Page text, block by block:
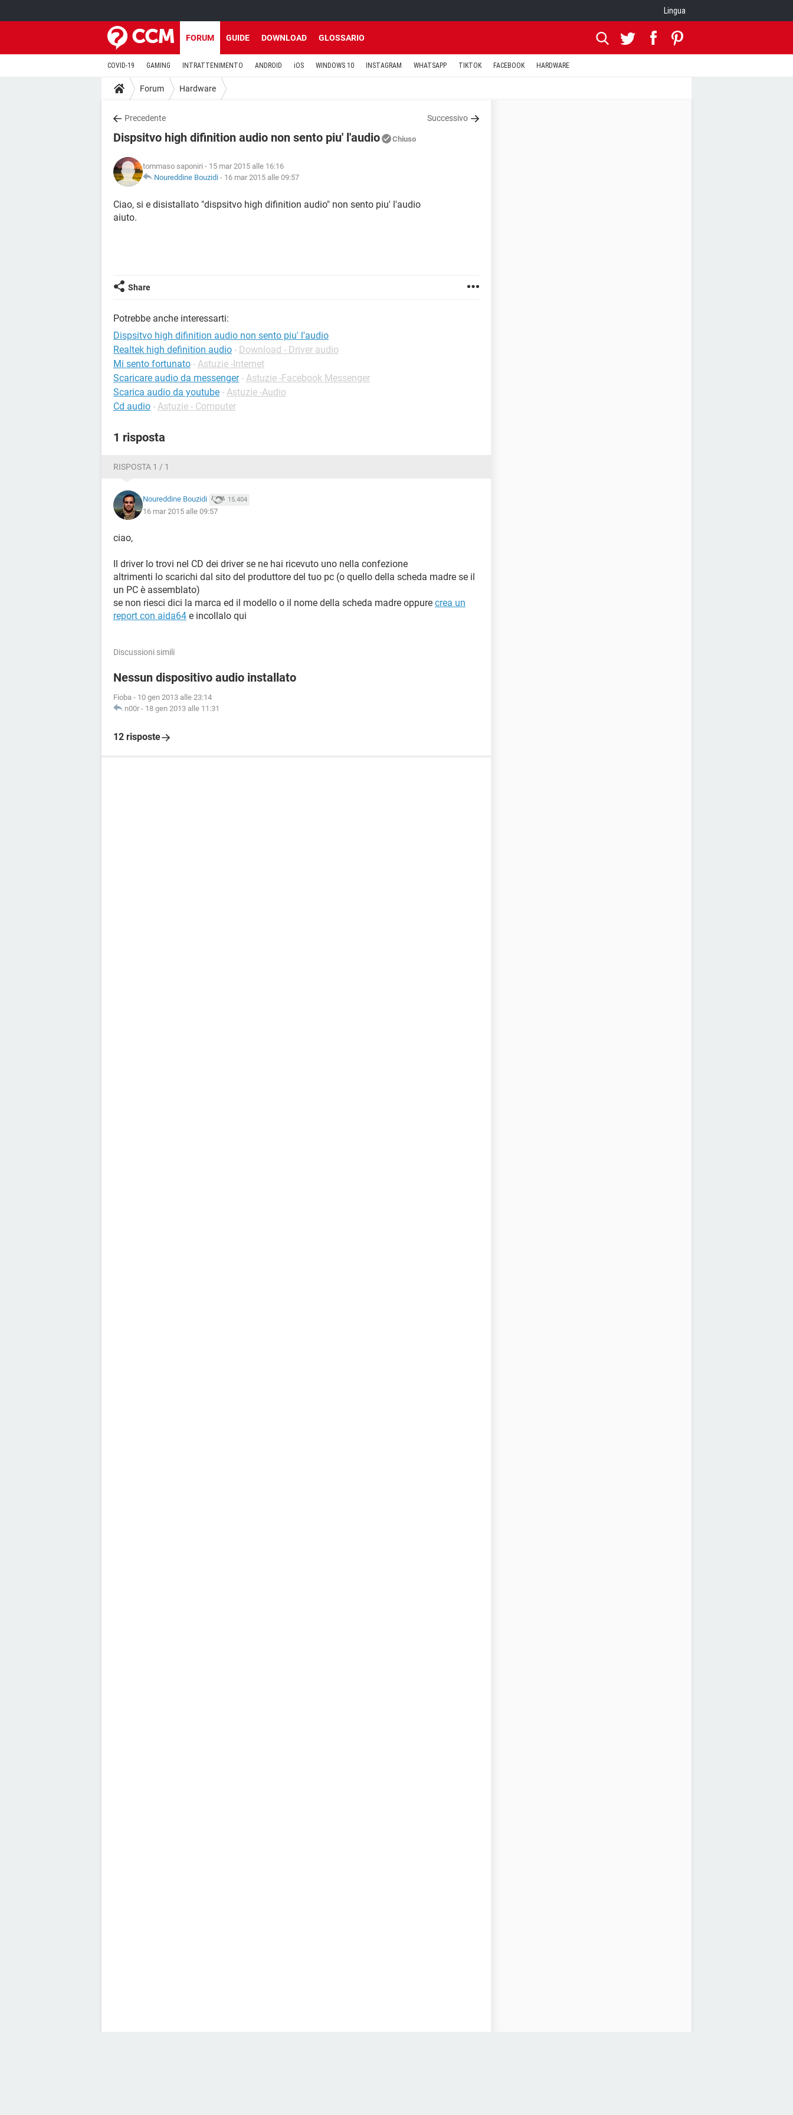
Lingua
FORUM GUIDE DOWNLOAD GLOSSARIO
COVID-19 GAMING INTRATTENIMENTO ANDROID iOS WINDOWS 10 INSTAGRAM WHATSAPP TIKTOK FACEBOOK HARDWARE
Forum Hardware
Precedente Successivo
Dispsitvo high difinition audio non sento piu' l'audio Chiuso
tommaso saponiri - 15 mar 2015 alle 16:16
Noureddine Bouzidi - 16 mar 2015 alle 09:57
Ciao, si e disistallato "dispsitvo high difinition audio" non sento piu' l'audio
aiuto.
Share
Potrebbe anche interessarti:
Dispsitvo high difinition audio non sento piu' l'audio
Realtek high definition audio - Download - Driver audio
Mi sento fortunato - Astuzie -Internet
Scaricare audio da messenger - Astuzie -Facebook Messenger
Scarica audio da youtube - Astuzie -Audio
Cd audio - Astuzie - Computer
1 risposta
RISPOSTA 1 / 1
Noureddine Bouzidi 15.404
16 mar 2015 alle 09:57
ciao,
Il driver lo trovi nel CD dei driver se ne hai ricevuto uno nella confezione
altrimenti lo scarichi dal sito del produttore del tuo pc (o quello della scheda madre se il
un PC è assemblato)
se non riesci dici la marca ed il modello o il nome della scheda madre oppure crea un
report con aida64 e incollalo qui
Discussioni simili
Nessun dispositivo audio installato
Fioba - 10 gen 2013 alle 23:14
n00r - 18 gen 2013 alle 11:31
12 risposte